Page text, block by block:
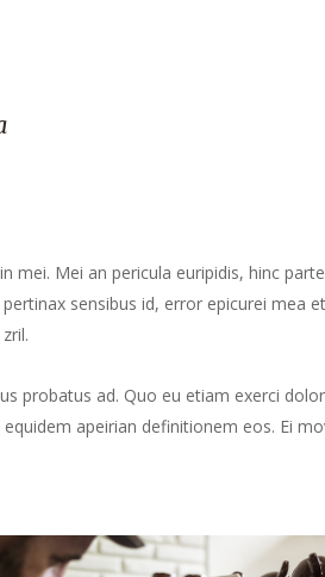
mei. Mei an pericula euripidis, hinc
sensibus id, error epicurei mea
probatus ad. Quo eu etiam exerci
apeirian definitionem eos. Ei